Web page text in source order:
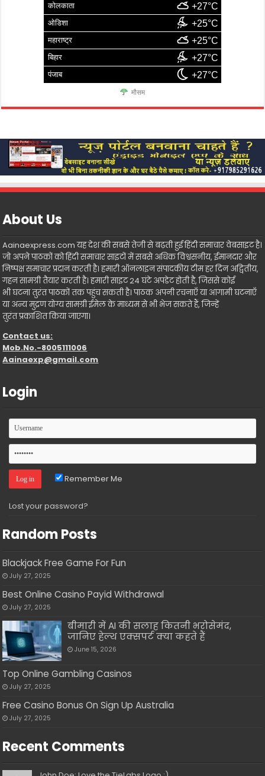
कोलकाता +27°C
ओडिशा +25°C
महाराष्ट्र +25°C
बिहार +27°C
पंजाब +27°C
मौसम
About Us
Aainaexpress.com यह देश की सबसे तेजी से बढ़ती हुई हिंदी समाचार वेबसाइट है।
जो अपने पाठकों को हिंदी समाचार साइटों में सबसे अधिक विश्वसनीय, ईमानदार और
निष्पक्ष समाचार प्रदान करती है। हमारी ऑनलाइन संपादकीय टीम हर दिन अद्वितीय,
गहन सामग्री तैयार करती है। हमारी साइट 24 घंटे अपडेट होती है, जिससे कोई
भी घटना तुरंत पाठकों तक पहुंच सकती है। पाठक अपनी रचनाएँ या आगामी घटनाएँ
या अन्य मुद्रण योग्य सामग्री ईमेल के माध्यम से भी भेज सकते हैं, जिन्हें
तुरंत प्रकाशित किया जाएगा।
Contact us:
Mob.No.-8005111006
Aainaexp@gmail.com
Login
Remember Me
Lost your password?
Random Posts
Blackjack Free Game For Fun
July 27, 2025
Best Online Casino Payid Withdrawal
July 27, 2025
बीमारी में AI की सलाह कितनी भरोसेमंद,
जानिए हेल्थ एक्सपर्ट क्या कहते हैं
June 15, 2026
Top Online Gambling Casinos
July 27, 2025
Free Casino Bonus On Sign Up Australia
July 27, 2025
Recent Comments